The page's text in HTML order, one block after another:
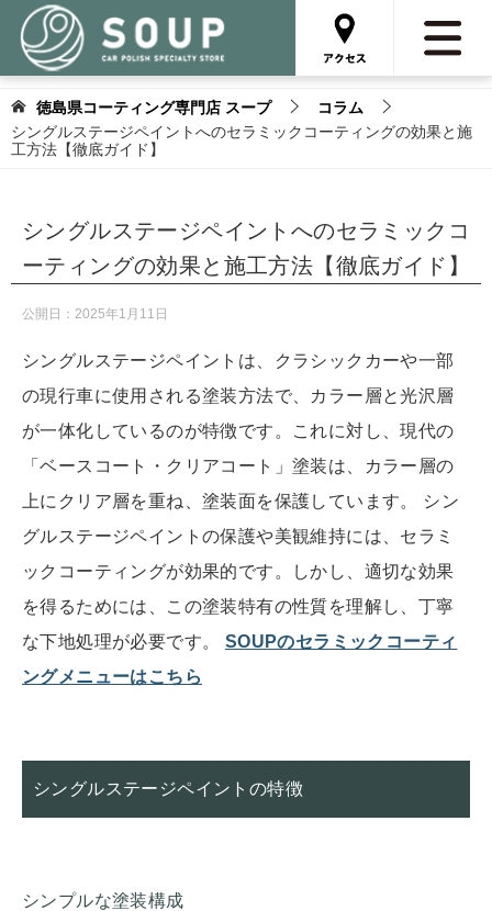
徳島県コーティング専門店 スープ
コラム
シングルステージペイントへのセラミックコーティングの効果と施
工方法【徹底ガイド】
シングルステージペイントへのセラミックコ
ーティングの効果と施工方法【徹底ガイド】
公開日： 2025年1月11日
シングルステージペイントは、クラシックカーや一部
の現行車に使用される塗装方法で、カラー層と光沢層
が一体化しているのが特徴です。これに対し、現代の
「ベースコート・クリアコート」塗装は、カラー層の
上にクリア層を重ね、塗装面を保護しています。 シン
グルステージペイントの保護や美観維持には、セラミ
ックコーティングが効果的です。しかし、適切な効果
を得るためには、この塗装特有の性質を理解し、丁寧
な下地処理が必要です。 SOUPのセラミックコーティ
ングメニューはこちら
シングルステージペイントの特徴
シンプルな塗装構成